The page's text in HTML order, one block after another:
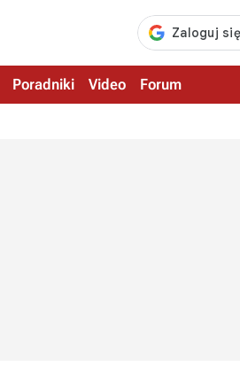
Poradniki Video Forum